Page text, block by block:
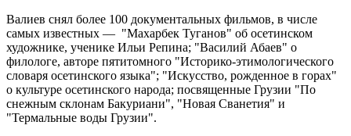
Валиев снял более 100 документальных фильмов, в числе
самых известных — "Махарбек Туганов" об осетинском
художнике, ученике Ильи Репина; "Василий Абаев" о
филологе, авторе пятитомного "Историко-этимологического
словаря осетинского языка"; "Искусство, рожденное в горах"
о культуре осетинского народа; посвященные Грузии "По
снежным склонам Бакуриани", "Новая Сванетия" и
"Термальные воды Грузии".